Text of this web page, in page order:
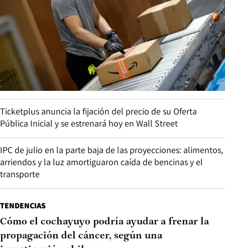
Ticketplus anuncia la fijación del precio de su Oferta
Pública Inicial y se estrenará hoy en Wall Street
IPC de julio en la parte baja de las proyecciones: alimentos,
arriendos y la luz amortiguaron caída de bencinas y el
transporte
TENDENCIAS
Cómo el cochayuyo podría ayudar a frenar la
propagación del cáncer, según una